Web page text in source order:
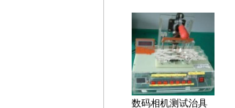
数码相机测试治具